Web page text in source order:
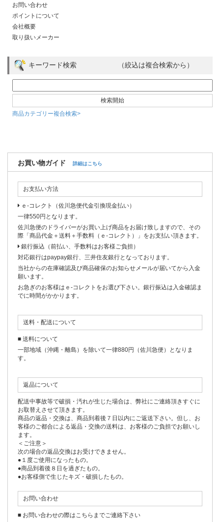
お問い合わせ
ポイントについて
会社概要
取り扱いメーカー
キーワード検索 （絞込は複合検索から）
商品カテゴリー複合検索>
お買い物ガイド 詳細はこちら
お支払い方法
ｅ-コレクト（佐川急便代金引換現金払い）
一律550円となります。
佐川急便のドライバーがお買い上げ商品をお届け致しますので、その
際「商品代金＋送料＋手数料（ｅ-コレクト）」をお支払い頂きます。
銀行振込（前払い、手数料はお客様ご負担）
対応銀行はpaypay銀行、三井住友銀行となっております。
当社からの在庫確認及び商品確保のお知らせメールが届いてから入金
願います。
お急ぎのお客様はｅ-コレクトをお選び下さい。銀行振込は入金確認ま
でに時間がかかります。
送料・配送について
■ 送料について
一部地域（沖縄・離島）を除いて一律880円（佐川急便）となりま
す。
返品について
配送中事故等で破損・汚れが生じた場合は、弊社にご連絡頂きすぐに
お取替えさせて頂きます。
商品の返品・交換は、商品到着後７日以内にご返送下さい。但し、お
客様のご都合による返品・交換の送料は、お客様のご負担でお願いし
ます。
＜ご注意＞
次の場合の返品交換はお受けできません。
●１度ご使用になったもの。
●商品到着後８日を過ぎたもの。
●お客様側で生じたキズ・破損したもの。
お問い合わせ
■ お問い合わせの際はこちらまでご連絡下さい